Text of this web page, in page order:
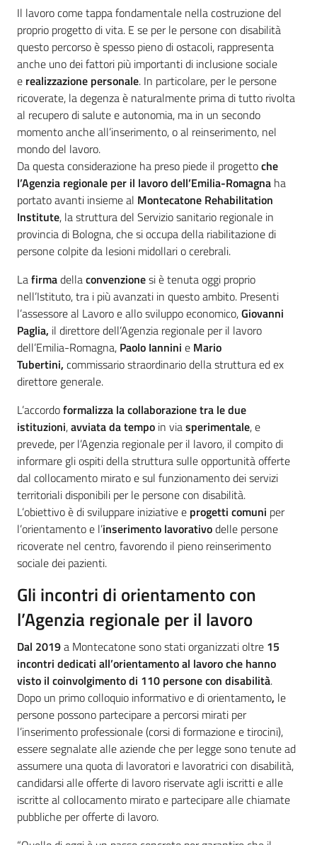
Introduzione
Il lavoro come tappa fondamentale nella costruzione del
proprio progetto di vita. E se per le persone con disabilità
questo percorso è spesso pieno di ostacoli, rappresenta
anche uno dei fattori più importanti di inclusione sociale
e realizzazione personale. In particolare, per le persone
ricoverate, la degenza è naturalmente prima di tutto rivolta
al recupero di salute e autonomia, ma in un secondo
momento anche all’inserimento, o al reinserimento, nel
mondo del lavoro.
Da questa considerazione ha preso piede il progettoche
l’Agenzia regionale per il lavoro dell’Emilia-Romagna ha
portato avanti insieme al Montecatone Rehabilitation
Institute, la struttura del Servizio sanitario regionale in
provincia di Bologna, che si occupa della riabilitazione di
persone colpite da lesioni midollari o cerebrali.
Lafirmadellaconvenzionesi è tenuta oggi proprio
nell’Istituto, tra i più avanzati in questo ambito. Presenti
l’assessore al Lavoro e allo sviluppo economico,Giovanni
Paglia, il direttore dell’Agenzia regionale per il lavoro
dell’Emilia-Romagna, Paolo Iannini e Mario
Tubertini, commissario straordinario della struttura ed ex
direttore generale.
L’accordoformalizza la collaborazione tra le due
istituzioni,avviata da tempo in viasperimentale, e
prevede, per l’Agenzia regionale per il lavoro, il compito di
informare gli ospiti della struttura sulle opportunità offerte
dal collocamento mirato e sul funzionamento dei servizi
territoriali disponibili per le persone con disabilità.
L’obiettivo è di sviluppare iniziative e progetti comuni per
l’orientamento e l’inserimento lavorativodelle persone
ricoverate nel centro, favorendo il pieno reinserimento
sociale dei pazienti.
Gli incontri di orientamento con
l’Agenzia regionale per il lavoro
Dal 2019a Montecatone sono stati organizzati oltre 15
incontri dedicati all’orientamento al lavoro che hanno
visto il coinvolgimento di 110 persone con disabilità.
Dopo un primo colloquio informativo e di orientamento, le
persone possono partecipare a percorsi mirati per
l’inserimento professionale (corsi di formazione e tirocini),
essere segnalate alle aziende che per legge sono tenute ad
assumere una quota di lavoratori e lavoratrici con disabilità,
candidarsi alle offerte di lavoro riservate agli iscritti e alle
iscritte al collocamento mirato e partecipare alle chiamate
pubbliche per offerte di lavoro.